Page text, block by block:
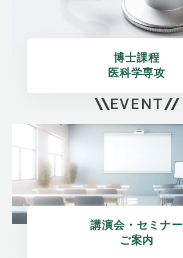
博士課程
医科学専攻
EVENT
講演会・セミナー
ご案内